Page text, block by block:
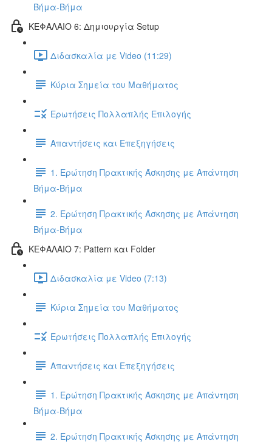
Βήμα-Βήμα
ΚΕΦΑΛΑΙΟ 6: Δημιουργία Setup
Διδασκαλία με Video (11:29)
Κύρια Σημεία του Μαθήματος
Ερωτήσεις Πολλαπλής Επιλογής
Απαντήσεις και Επεξηγήσεις
1. Ερώτηση Πρακτικής Άσκησης με Απάντηση
Βήμα-Βήμα
2. Ερώτηση Πρακτικής Άσκησης με Απάντηση
Βήμα-Βήμα
ΚΕΦΑΛΑΙΟ 7: Pattern και Folder
Διδασκαλία με Video (7:13)
Κύρια Σημεία του Μαθήματος
Ερωτήσεις Πολλαπλής Επιλογής
Απαντήσεις και Επεξηγήσεις
1. Ερώτηση Πρακτικής Άσκησης με Απάντηση
Βήμα-Βήμα
2. Ερώτηση Πρακτικής Άσκησης με Απάντηση